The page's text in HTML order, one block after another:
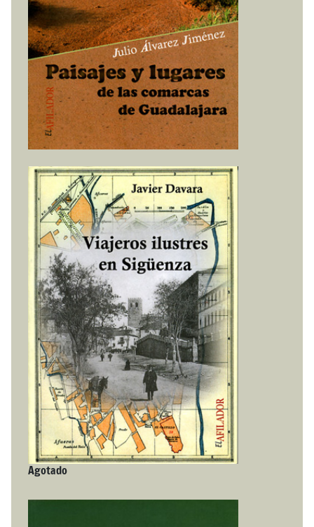
Agotado